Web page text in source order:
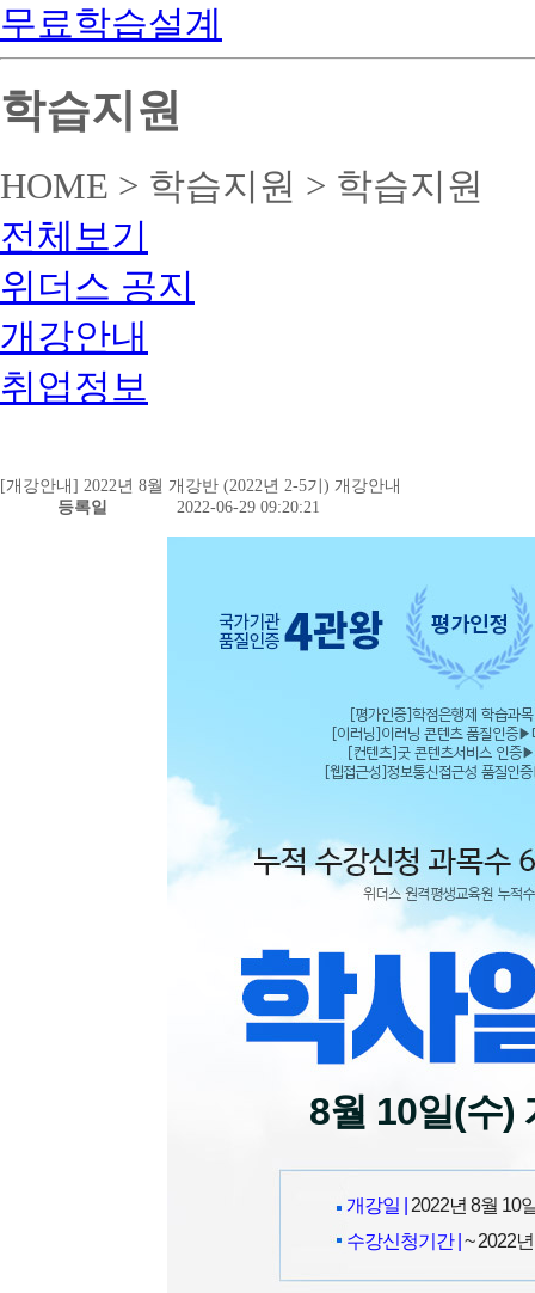
무료학습설계
학습지원
HOME > 학습지원 > 학습지원
전체보기
위더스 공지
개강안내
취업정보
[개강안내] 2022년 8월 개강반 (2022년 2-5기) 개강안내
등록일
2022-06-29 09:20:21